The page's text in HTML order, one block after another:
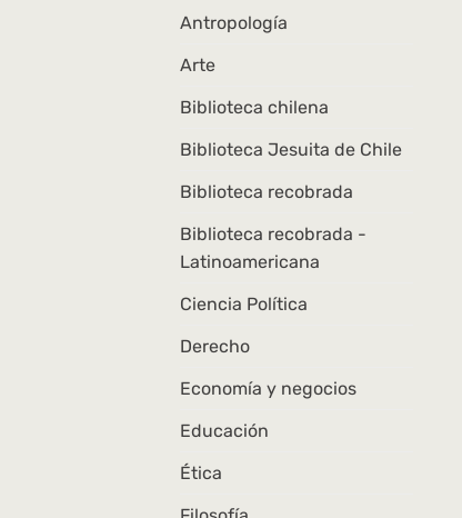
Antropología
Arte
Biblioteca chilena
Biblioteca Jesuita de Chile
Biblioteca recobrada
Biblioteca recobrada -
Latinoamericana
Ciencia Política
Derecho
Economía y negocios
Educación
Ética